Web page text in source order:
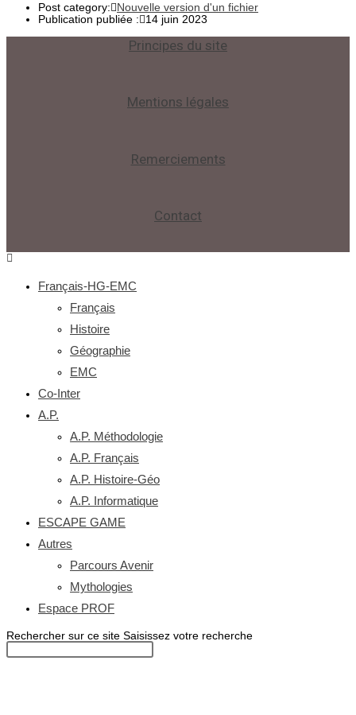
Post category:
Nouvelle version d'un fichier
Publication publiée :
14 juin 2023
Principes du site
Mentions légales
Remerciements
Contact
Français-HG-EMC
Français
Histoire
Géographie
EMC
Co-Inter
A.P.
A.P. Méthodologie
A.P. Français
A.P. Histoire-Géo
A.P. Informatique
ESCAPE GAME
Autres
Parcours Avenir
Mythologies
Espace PROF
Rechercher sur ce site Saisissez votre recherche